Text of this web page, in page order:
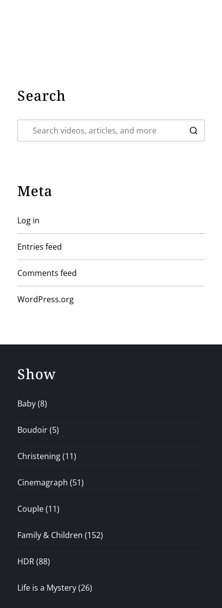
Search
Meta
Log in
Entries feed
Comments feed
WordPress.org
Show
Baby(8)
Boudoir(5)
Christening(11)
Cinemagraph (51)
Couple(11)
Family & Children (152)
HDR(88)
Life is a Mystery(26)